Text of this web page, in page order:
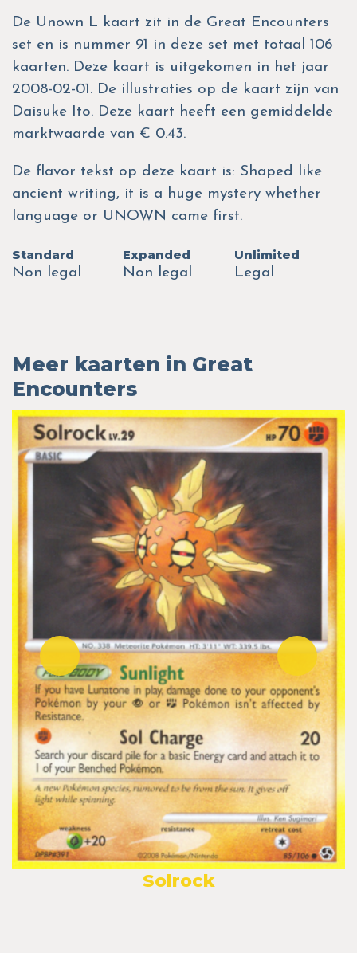
De Unown L kaart zit in de Great Encounters
set en is nummer 91 in deze set met totaal 106
kaarten. Deze kaart is uitgekomen in het jaar
2008-02-01. De illustraties op de kaart zijn van
Daisuke Ito. Deze kaart heeft een gemiddelde
marktwaarde van € 0.43.
De flavor tekst op deze kaart is: Shaped like
ancient writing, it is a huge mystery whether
language or UNOWN came first.
Standard
Non legal
Expanded
Non legal
Unlimited
Legal
Meer kaarten in Great
Encounters
Solrock